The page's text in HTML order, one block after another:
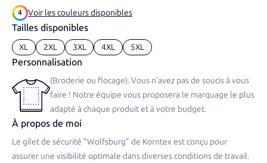
4 Voir les couleurs disponibles
Tailles disponibles
XL 2XL 3XL 4XL 5XL
Personnalisation
(Broderie ou flocage). Vous n'avez pas de soucis à vous
faire ! Notre équipe vous proposera le marquage le plus
adapté à chaque produit et à votre budget.
À propos de moi
Le gilet de sécurité "Wolfsburg" de Korntex est conçu pour
assurer une visibilité optimale dans diverses conditions de travail.